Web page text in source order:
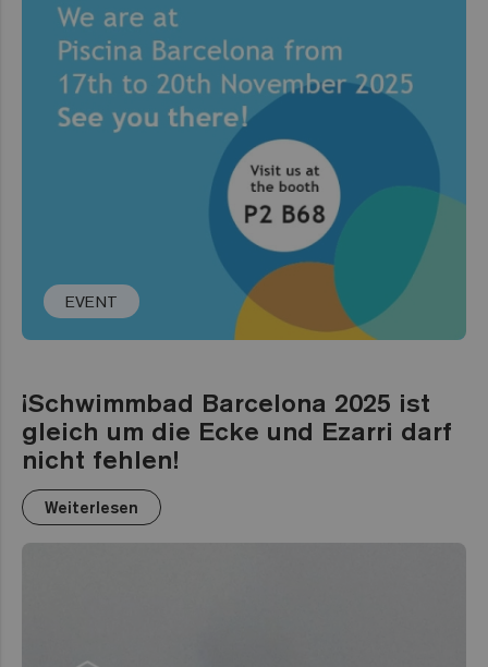
EVENT
¡Schwimmbad Barcelona 2025 ist
gleich um die Ecke und Ezarri darf
nicht fehlen!
Weiterlesen